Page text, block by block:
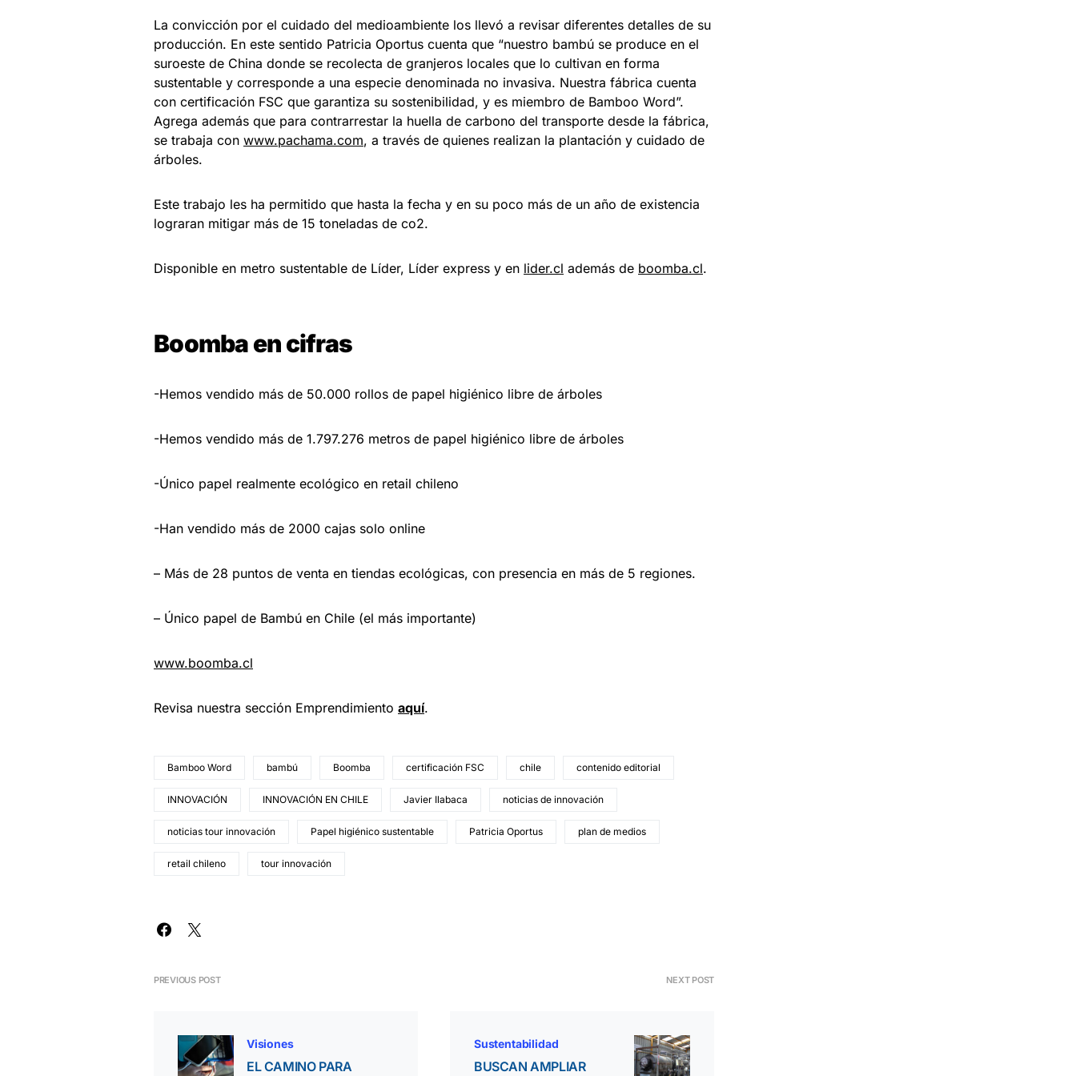
La convicción por el cuidado del medioambiente los llevó a revisar diferentes detalles de su
producción. En este sentido Patricia Oportus cuenta que “nuestro bambú se produce en el
suroeste de China donde se recolecta de granjeros locales que lo cultivan en forma
sustentable y corresponde a una especie denominada no invasiva. Nuestra fábrica cuenta
con certificación FSC que garantiza su sostenibilidad, y es miembro de Bamboo Word”.
Agrega además que para contrarrestar la huella de carbono del transporte desde la fábrica,
se trabaja con www.pachama.com, a través de quienes realizan la plantación y cuidado de
árboles.
Este trabajo les ha permitido que hasta la fecha y en su poco más de un año de existencia
lograran mitigar más de 15 toneladas de co2.
Disponible en metro sustentable de Líder, Líder express y en lider.cl además de boomba.cl.
Boomba en cifras
-Hemos vendido más de 50.000 rollos de papel higiénico libre de árboles
-Hemos vendido más de 1.797.276 metros de papel higiénico libre de árboles
-Único papel realmente ecológico en retail chileno
-Han vendido más de 2000 cajas solo online
– Más de 28 puntos de venta en tiendas ecológicas, con presencia en más de 5 regiones.
– Único papel de Bambú en Chile (el más importante)
www.boomba.cl
Revisa nuestra sección Emprendimiento aquí.
Bamboo Word bambú Boomba certificación FSC chile contenido editorial
INNOVACIÓN INNOVACIÓN EN CHILE Javier Ilabaca noticias de innovación
noticias tour innovación Papel higiénico sustentable Patricia Oportus plan de medios
retail chileno tour innovación
PREVIOUS POST
Visiones
EL CAMINO PARA
NEXT POST
Sustentabilidad
BUSCAN AMPLIAR